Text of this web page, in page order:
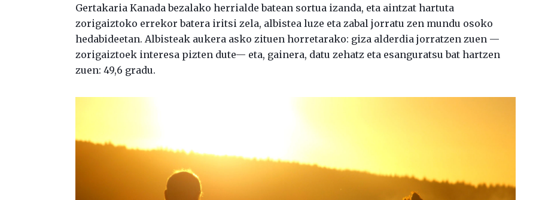
Gertakaria Kanada bezalako herrialde batean sortua izanda, eta aintzat hartuta
zorigaiztoko errekor batera iritsi zela, albistea luze eta zabal jorratu zen mundu osoko
hedabideetan. Albisteak aukera asko zituen horretarako: giza alderdia jorratzen zuen —
zorigaiztoek interesa pizten dute— eta, gainera, datu zehatz eta esanguratsu bat hartzen
zuen: 49,6 gradu.